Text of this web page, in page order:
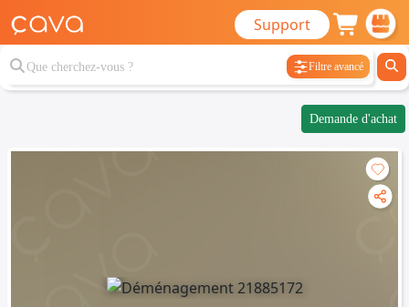
Support
Filtre avancé
Demande d'achat